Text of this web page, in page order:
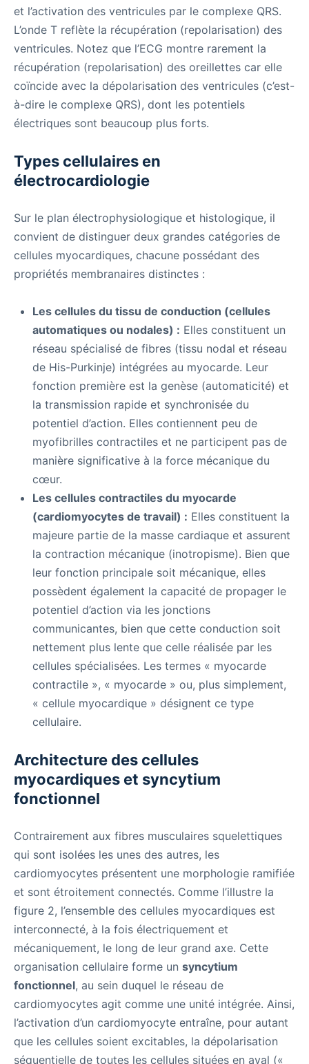
et l’activation des ventricules par le complexe QRS.
L’onde T reflète la récupération (repolarisation) des
ventricules. Notez que l’ECG montre rarement la
récupération (repolarisation) des oreillettes car elle
coïncide avec la dépolarisation des ventricules (c’est-
à-dire le complexe QRS), dont les potentiels
électriques sont beaucoup plus forts.
Types cellulaires en
électrocardiologie
Sur le plan électrophysiologique et histologique, il
convient de distinguer deux grandes catégories de
cellules myocardiques, chacune possédant des
propriétés membranaires distinctes :
Les cellules du tissu de conduction (cellules
automatiques ou nodales) : Elles constituent un
réseau spécialisé de fibres (tissu nodal et réseau
de His-Purkinje) intégrées au myocarde. Leur
fonction première est la genèse (automaticité) et
la transmission rapide et synchronisée du
potentiel d’action. Elles contiennent peu de
myofibrilles contractiles et ne participent pas de
manière significative à la force mécanique du
cœur.
Les cellules contractiles du myocarde
(cardiomyocytes de travail) : Elles constituent la
majeure partie de la masse cardiaque et assurent
la contraction mécanique (inotropisme). Bien que
leur fonction principale soit mécanique, elles
possèdent également la capacité de propager le
potentiel d’action via les jonctions
communicantes, bien que cette conduction soit
nettement plus lente que celle réalisée par les
cellules spécialisées. Les termes « myocarde
contractile », « myocarde » ou, plus simplement,
« cellule myocardique » désignent ce type
cellulaire.
Architecture des cellules
myocardiques et syncytium
fonctionnel
Contrairement aux fibres musculaires squelettiques
qui sont isolées les unes des autres, les
cardiomyocytes présentent une morphologie ramifiée
et sont étroitement connectés. Comme l’illustre la
figure 2, l’ensemble des cellules myocardiques est
interconnecté, à la fois électriquement et
mécaniquement, le long de leur grand axe. Cette
organisation cellulaire forme un syncytium
fonctionnel, au sein duquel le réseau de
cardiomyocytes agit comme une unité intégrée. Ainsi,
l’activation d’un cardiomyocyte entraîne, pour autant
que les cellules soient excitables, la dépolarisation
séquentielle de toutes les cellules situées en aval («